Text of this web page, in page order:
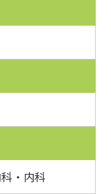
・内科